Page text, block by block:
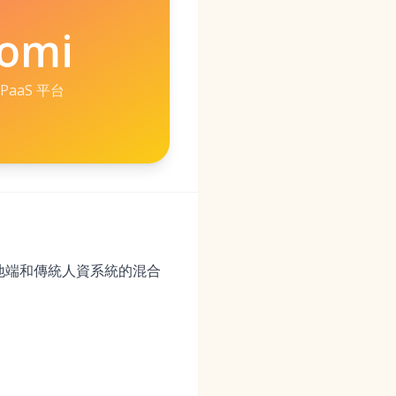
平台
和傳統人資系統的混合